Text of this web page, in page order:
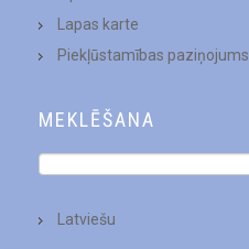
Lapas karte
Piekļūstamības paziņojums
MEKLĒŠANA
Latviešu